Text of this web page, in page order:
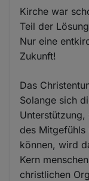
Kirche war
Teil der
Nur eine
Zukunft!
Das
Solange sich
Unterstützung,
des Mitgefühls
können, wird
Kern
christlichen